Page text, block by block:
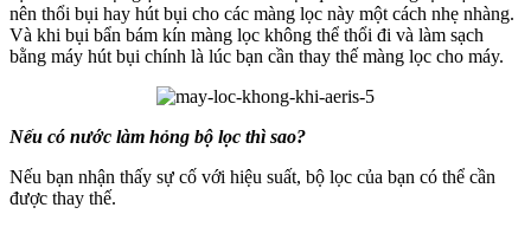
nên thổi bụi hay hút bụi cho các màng lọc này một cách nhẹ nhàng.
Và khi bụi bẩn bám kín màng lọc không thể thổi đi và làm sạch
bằng máy hút bụi chính là lúc bạn cần thay thế màng lọc cho máy.
Nếu có nước làm hỏng bộ lọc thì sao?
Nếu bạn nhận thấy sự cố với hiệu suất, bộ lọc của bạn có thể cần
được thay thế.